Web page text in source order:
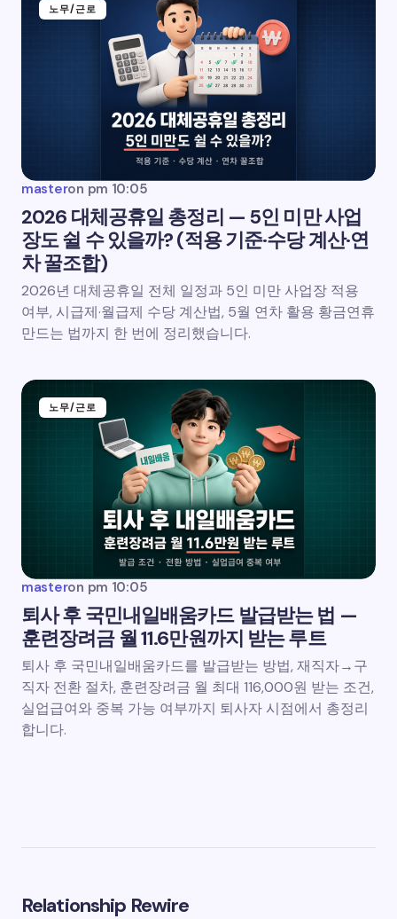
노무/근로
masteron pm 10:05
2026 대체공휴일 총정리 — 5인 미만 사업
장도 쉴 수 있을까? (적용 기준·수당 계산·연
차 꿀조합)
2026년 대체공휴일 전체 일정과 5인 미만 사업장 적용
여부, 시급제·월급제 수당 계산법, 5월 연차 활용 황금연휴
만드는 법까지 한 번에 정리했습니다.
노무/근로
masteron pm 10:05
퇴사 후 국민내일배움카드 발급받는 법 —
훈련장려금 월 11.6만원까지 받는 루트
퇴사 후 국민내일배움카드를 발급받는 방법, 재직자→구
직자 전환 절차, 훈련장려금 월 최대 116,000원 받는 조건,
실업급여와 중복 가능 여부까지 퇴사자 시점에서 총정리
합니다.
Relationship Rewire